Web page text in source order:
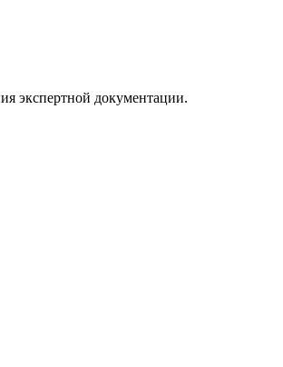
экспертной документации.